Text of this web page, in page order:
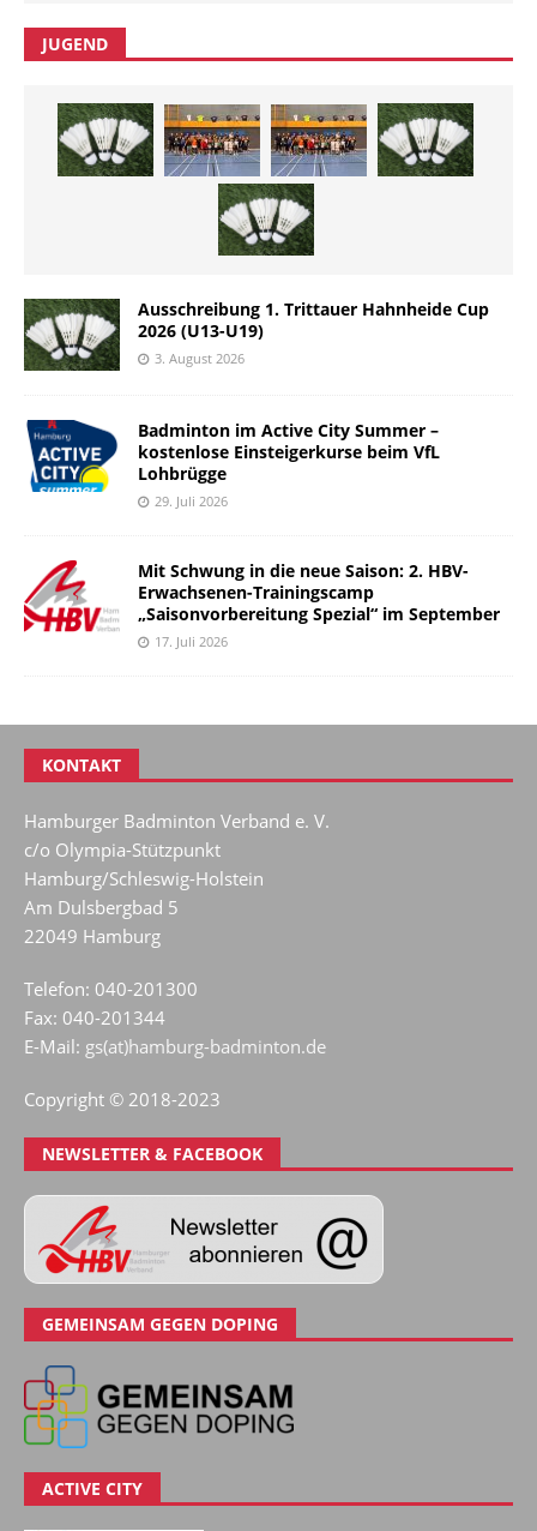
JUGEND
Ausschreibung 1. Trittauer Hahnheide Cup
2026 (U13-U19)
3. August 2026
Badminton im Active City Summer –
kostenlose Einsteigerkurse beim VfL
Lohbrügge
29. Juli 2026
Mit Schwung in die neue Saison: 2. HBV-
Erwachsenen-Trainingscamp
„Saisonvorbereitung Spezial“ im September
17. Juli 2026
KONTAKT
Hamburger Badminton Verband e. V.
c/o Olympia-Stützpunkt
Hamburg/Schleswig-Holstein
Am Dulsbergbad 5
22049 Hamburg
Telefon: 040-201300
Fax: 040-201344
E-Mail: gs(at)hamburg-badminton.de
Copyright © 2018-2023
NEWSLETTER & FACEBOOK
GEMEINSAM GEGEN DOPING
ACTIVE CITY